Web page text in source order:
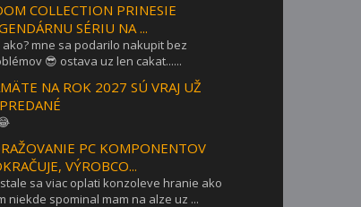
COLLECTION PRINESIE
SÉRIU NA ...
mne sa podarilo nakupit bez
😎 ostava uz len cakat......
NA ROK 2027 SÚ VRAJ UŽ
PC KOMPONENTOV
VÝROBCO...
sa viac oplati konzoleve hranie ako
niekde spominal mam na alze uz ...